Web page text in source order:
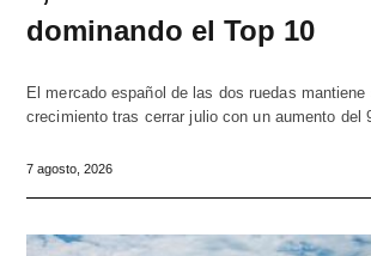
dominando el Top 10
El mercado español de las dos ruedas
crecimiento tras cerrar julio con un aumento del
7 agosto, 2026